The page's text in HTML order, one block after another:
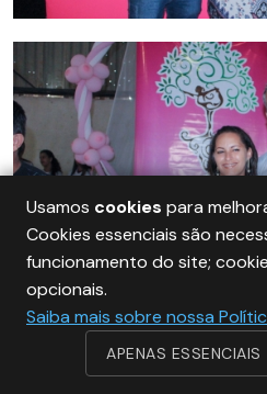
Usamos cookies para
Cookies essenciais são
funcionamento do site;
opcionais.
Saiba mais sobre nossa
APENAS ESSENCIAIS